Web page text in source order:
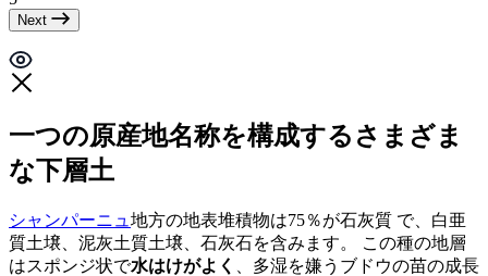
Next
一つの原産地名称を構成するさまざま
な下層土
シャンパーニュ 地方の地表堆積物は75％が石灰質 で、白亜
質土壌、 泥灰土質土壌 、石灰石を含みます。 この種の地層
はスポンジ状で水はけがよく
、多湿を嫌うブドウの苗の成長